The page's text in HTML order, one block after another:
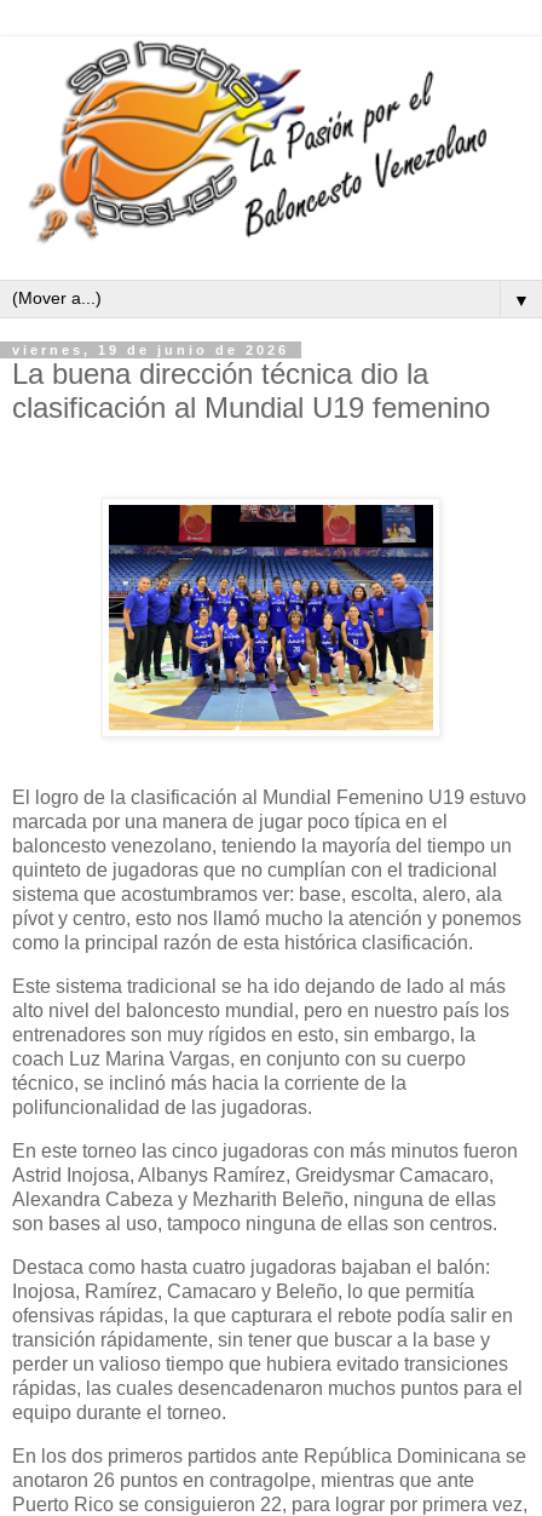
▼
viernes, 19 de junio de 2026
La buena dirección técnica dio la
clasificación al Mundial U19 femenino
El logro de la clasificación al Mundial Femenino U19 estuvo
marcada por una manera de jugar poco típica en el
baloncesto venezolano, teniendo la mayoría del tiempo un
quinteto de jugadoras que no cumplían con el tradicional
sistema que acostumbramos ver: base, escolta, alero, ala
pívot y centro, esto nos llamó mucho la atención y ponemos
como la principal razón de esta histórica clasificación.
Este sistema tradicional se ha ido dejando de lado al más
alto nivel del baloncesto mundial, pero en nuestro país los
entrenadores son muy rígidos en esto, sin embargo, la
coach Luz Marina Vargas, en conjunto con su cuerpo
técnico, se inclinó más hacia la corriente de la
polifuncionalidad de las jugadoras.
En este torneo las cinco jugadoras con más minutos fueron
Astrid Inojosa, Albanys Ramírez, Greidysmar Camacaro,
Alexandra Cabeza y Mezharith Beleño, ninguna de ellas
son bases al uso, tampoco ninguna de ellas son centros.
Destaca como hasta cuatro jugadoras bajaban el balón:
Inojosa, Ramírez, Camacaro y Beleño, lo que permitía
ofensivas rápidas, la que capturara el rebote podía salir en
transición rápidamente, sin tener que buscar a la base y
perder un valioso tiempo que hubiera evitado transiciones
rápidas, las cuales desencadenaron muchos puntos para el
equipo durante el torneo.
En los dos primeros partidos ante República Dominicana se
anotaron 26 puntos en contragolpe, mientras que ante
Puerto Rico se consiguieron 22, para lograr por primera vez,